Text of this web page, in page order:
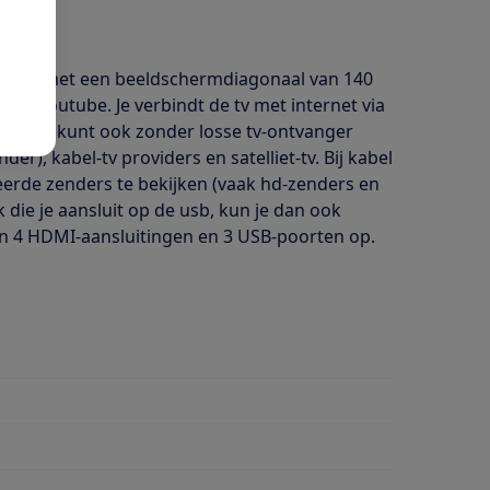
met een beeldschermdiagonaal van 140
en Youtube. Je verbindt de tv met internet via
Je kunt ook zonder losse tv-ontvanger
kabel-tv providers en satelliet-tv. Bij kabel
zenders te bekijken (vaak hd-zenders en
je aansluit op de usb, kun je dan ook
HDMI-aansluitingen en 3 USB-poorten op.